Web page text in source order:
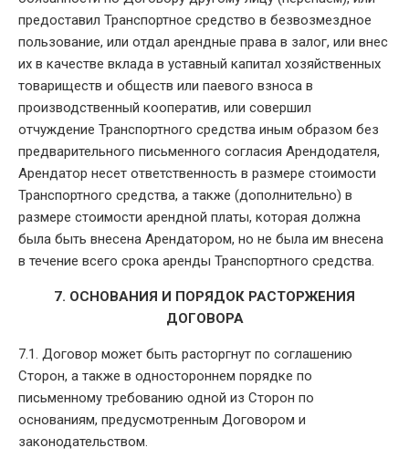
предоставил Транспортное средство в безвозмездное
пользование, или отдал арендные права в залог, или внес
их в качестве вклада в уставный капитал хозяйственных
товариществ и обществ или паевого взноса в
производственный кооператив, или совершил
отчуждение Транспортного средства иным образом без
предварительного письменного согласия Арендодателя,
Арендатор несет ответственность в размере стоимости
Транспортного средства, а также (дополнительно) в
размере стоимости арендной платы, которая должна
была быть внесена Арендатором, но не была им внесена
в течение всего срока аренды Транспортного средства.
7. ОСНОВАНИЯ И ПОРЯДОК РАСТОРЖЕНИЯ
ДОГОВОРА
7.1. Договор может быть расторгнут по соглашению
Сторон, а также в одностороннем порядке по
письменному требованию одной из Сторон по
основаниям, предусмотренным Договором и
законодательством.